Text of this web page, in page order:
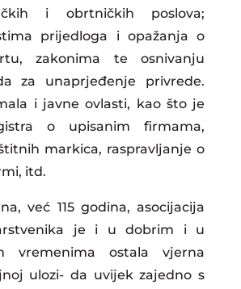
i obrtničkih poslova;
prijedloga i opažanja o
zakonima te osnivanju
za unaprjeđenje privrede.
i javne ovlasti, kao što je
o upisanim firmama,
markica, raspravljanje o
itd.
već 115 godina, asocijacija
je i u dobrim i u
vremenima ostala vjerna
ulozi- da uvijek zajedno s